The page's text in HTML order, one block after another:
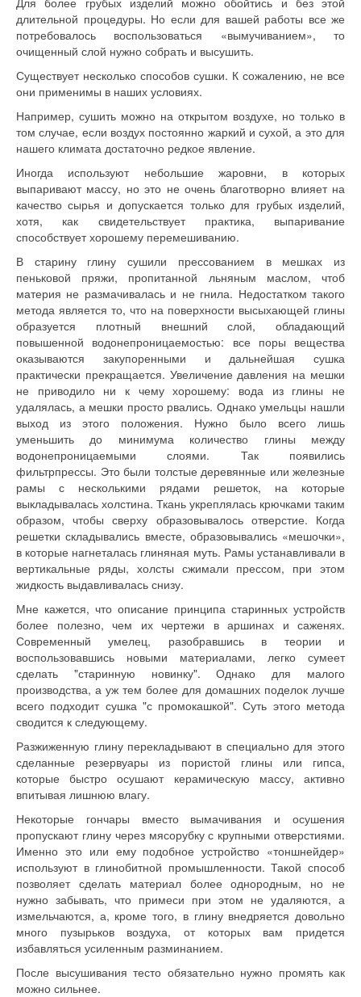
длительной процедуры. Но если для вашей работы все же
потребовалось воспользоваться «вымучиванием», то
очищенный слой нужно собрать и высушить.
Существует несколько способов сушки. К сожалению, не все
они применимы в наших условиях.
Например, сушить можно на открытом воздухе, но только в
том случае, если воздух постоянно жаркий и сухой, а это для
нашего климата достаточно редкое явление.
Иногда используют небольшие жаровни, в которых
выпаривают массу, но это не очень благотворно влияет на
качество сырья и допускается только для грубых изделий,
хотя, как свидетельствует практика, выпаривание
способствует хорошему перемешиванию.
В старину глину сушили прессованием в мешках из
пеньковой пряжи, пропитанной льня­ным маслом, чтоб
материя не размачивалась и не гнила. Недостатком такого
метода является то, что на поверхности высыхающей глины
образуется плотный внешний слой, обладающий
повышенной водонепроницаемостью: все поры вещества
оказываются закупоренными и дальнейшая сушка
практически прекращается. Увеличение давления на мешки
не приводило ни к чему хорошему: вода из глины не
удалялась, а мешки просто рвались. Однако умельцы нашли
выход из этого положения. Нужно было всего лишь
уменьшить до минимума количество глины между
водонепроницаемыми слоями. Так появились
фильтрпрессы. Это были толстые деревянные или железные
рамы с несколькими рядами решеток, на которые
выкладывалась холстина. Ткань укреплялась крючками таким
образом, чтобы сверху образовывалось отверстие. Когда
решетки складывались вместе, образовывались «мешочки»,
в которые нагнеталась глиняная муть. Рамы устанавливали в
вертикальные ряды, холсты сжима­ли прессом, при этом
жидкость выдавливалась снизу.
Мне кажется, что описание принципа ста­ринных устройств
более полезно, чем их чертежи в аршинах и саженях.
Современный умелец, разобравшись в теории и
воспользовавшись новыми материалами, легко сумеет
сделать "ста­ринную новинку". Однако для малого
производства, а уж тем более для домашних поделок луч­ше
всего подходит сушка "с промокашкой". Суть этого метода
сводится к следующему.
Разжиженную глину перекладывают в специально для этого
сделанные резервуары из пористой глины или гипса,
которые быстро осушают керамическую массу, активно
впитывая лишнюю влагу.
Некоторые гончары вместо вымачивания и осушения
пропускают глину через мясорубку с крупными отверстиями.
Именно это или ему подобное устройство «тоншнейдер»
используют в глинобитной промышленности. Такой способ
позволяет сделать материал более однородным, но не
нужно забывать, что примеси при этом не удаляются, а
измельчаются, а, кроме того, в глину внедряется довольно
много пузырьков воздуха, от которых вам придется
избавляться усиленным разминанием.
После высушивания тесто обязательно нужно промять как
можно сильнее.